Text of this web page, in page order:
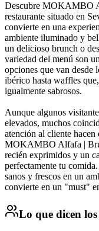
Descubre MOKAMBO
restaurante situado en
convierte en una
ambiente iluminado y
un delicioso brunch o
variedad del menú son
opciones que van desde
ibérico hasta waffles
igualmente sabrosos.
Aunque algunos
elevados, muchos
atención al cliente
MOKAMBO Alfafa |
recién exprimidos y un
perfectamente tu
sanos y frescos en un
convierte en un "must"
Lo que dicen los